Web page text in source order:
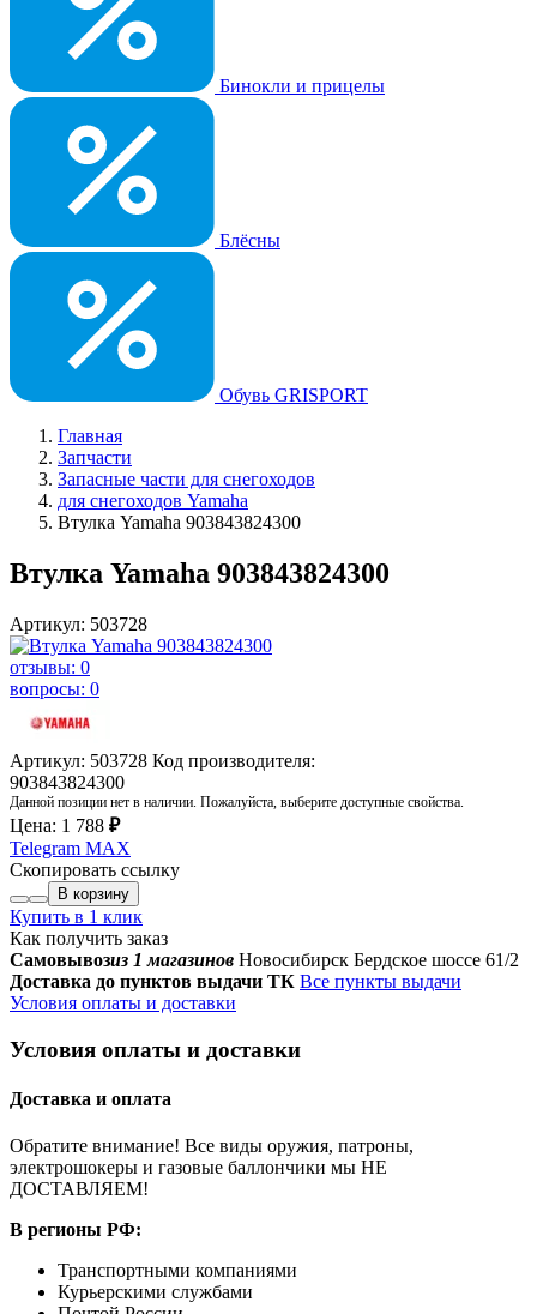
Бинокли и прицелы
Блёсны
Обувь GRISPORT
Главная
Запчасти
Запасные части для снегоходов
для снегоходов Yamaha
Втулка Yamaha 903843824300
Втулка Yamaha 903843824300
Артикул: 503728
отзывы: 0
вопросы: 0
Артикул: 503728 Код производителя:
903843824300
Данной позиции нет в наличии. Пожалуйста, выберите доступные свойства.
Цена: 1 788 ₽
Telegram MAX
Скопировать ссылку
В корзину
Купить в 1 клик
Как получить заказ
Самовывозиз 1 магазинов Новосибирск Бердское шоссе 61/2
Доставка до пунктов выдачи ТК Все пункты выдачи
Условия оплаты и доставки
Условия оплаты и доставки
Доставка и оплата
Обратите внимание! Все виды оружия, патроны,
электрошокеры и газовые баллончики мы НЕ
ДОСТАВЛЯЕМ!
В регионы РФ:
Транспортными компаниями
Курьерскими службами